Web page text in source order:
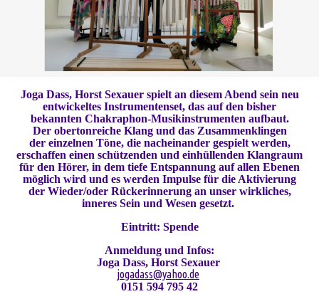
Joga Dass, Horst Sexauer spielt an diesem Abend sein neu
entwickeltes Instrumentenset, das auf den bisher
bekannten Chakraphon-Musikinstrumenten aufbaut.
Der obertonreiche Klang und das Zusammenklingen
der einzelnen Töne, die nacheinander gespielt werden,
erschaffen einen schützenden und einhüllenden Klangraum
für den Hörer, in dem tiefe Entspannung auf allen Ebenen
möglich wird und es werden Impulse für die Aktivierung
der Wieder/oder Rückerinnerung an unser wirkliches,
inneres Sein und Wesen gesetzt.
Eintritt: Spende
Anmeldung und Infos:
Joga Dass, Horst Sexauer
jogadass@yahoo.de
0151 594 795 42